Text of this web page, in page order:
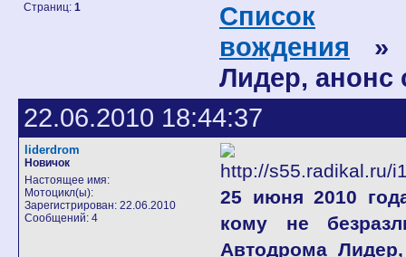
Страниц: 1 Список
вождения »
Лидер, анонс
22.06.2010 18:44:37
liderdrom
Новичок
Настоящее имя:
Мотоцикл(ы):
Зарегистрирован: 22.06.2010
Сообщений: 4
25 июня 2010
кому не
Автодрома